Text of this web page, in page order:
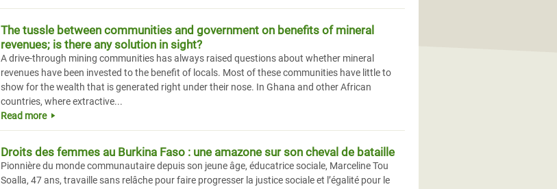
The tussle between communities and government on benefits of mineral
revenues; is there any solution in sight?
A drive-through mining communities has always raised questions about whether mineral
revenues have been invested to the benefit of locals. Most of these communities have little to
show for the wealth that is generated right under their nose. In Ghana and other African
countries, where extractive...
Read more
Droits des femmes au Burkina Faso : une amazone sur son cheval de bataille
Pionnière du monde communautaire depuis son jeune âge, éducatrice sociale, Marceline Tou
Soalla, 47 ans, travaille sans relâche pour faire progresser la justice sociale et l’égalité pour le